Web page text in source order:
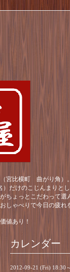
宮比横町 曲がり角）
）だけのこじんまりと
ちょっとこだわって
しゃべりで今日の疲れ
値あり！
カレンダー
2012-09-21 (Fri) 18:30